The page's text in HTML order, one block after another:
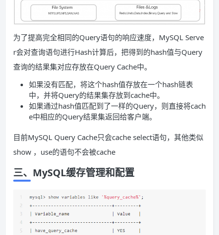
为了提高完全相同的Query语句的响应速度，MySQL Serve
r会对查询语句进行Hash计算后，把得到的hash值与Query
查询的结果集对应存放在Query Cache中。
如果没有匹配，将这个hash值存放在一个hash链表
中，并将Query的结果集存放到cache中。
如果通过hash值匹配到了一样的Query，则直接将cach
e中相应的Query结果集返回给客户端。
目前MySQL Query Cache只会cache select语句，其他类似
show ，use的语句不会被cache
三、MySQL缓存管理和配置